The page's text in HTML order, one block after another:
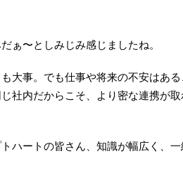
ぁ〜としみじみ感じましたね。
大事。でも仕事や将来の不安はあ
社内だからこそ、より密な連携が
ハートの皆さん、知識が幅広く、